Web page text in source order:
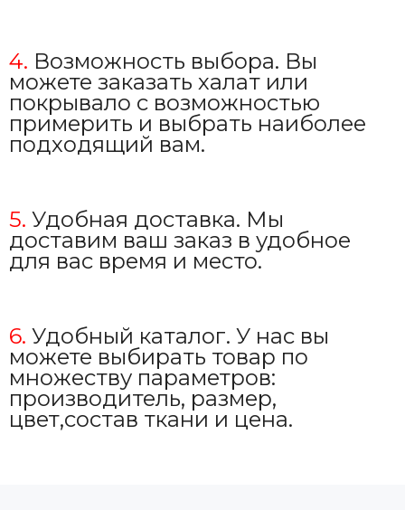
4. Возможность выбора. Вы
можете заказать халат или
покрывало с возможностью
примерить и выбрать наиболее
подходящий вам.
5. Удобная доставка. Мы
доставим ваш заказ в удобное
для вас время и место.
6. Удобный каталог. У нас вы
можете выбирать товар по
множеству параметров:
производитель, размер,
цвет,состав ткани и цена.